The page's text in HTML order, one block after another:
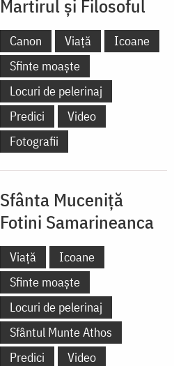
Martirul și Filosoful
Canon Viață
Icoane
Sfinte moaște
Locuri de pelerinaj
Predici
Video
Fotografii
Sfânta Muceniță
Fotini Samarineanca
Viață
Icoane
Sfinte moaște
Locuri de pelerinaj
Sfântul Munte Athos
Predici
Video